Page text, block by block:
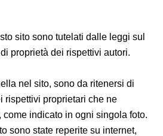
sito sono tutelati dalle leggi sul
proprietà dei rispettivi autori.
nel sito, sono da ritenersi di
rispettivi proprietari che ne
indicato in ogni singola foto.
sono state reperite su internet,